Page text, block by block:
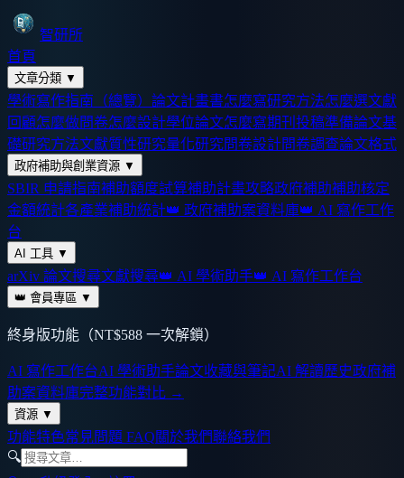
智研所
首頁
文章分類 ▼
學術寫作指南（總覽） 論文計畫書怎麼寫研究方法怎麼選文獻
回顧怎麼做問卷怎麼設計學位論文怎麼寫期刊投稿準備論文基
礎研究方法文獻質性研究量化研究問卷設計問卷調查論文格式
政府補助與創業資源 ▼
SBIR 申請指南補助額度試算補助計畫攻略政府補助補助核定
金額統計各產業補助統計👑 政府補助案資料庫👑 AI 寫作工作
台
AI 工具 ▼
arXiv 論文搜尋文獻搜尋👑 AI 學術助手👑 AI 寫作工作台
👑 會員專區 ▼
終身版功能（NT$588 一次解鎖）
AI 寫作工作台AI 學術助手論文收藏與筆記AI 解讀歷史政府補
助案資料庫完整功能對比 →
資源 ▼
功能特色常見問題 FAQ關於我們聯絡我們
🔍